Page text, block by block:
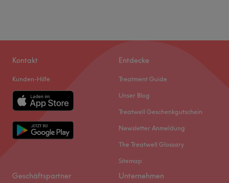
Kontakt
Kunden-Hilfe
Entdecke
Treatment Guide
Unser Blog
Treatwell Geschenkgutschein
Newsletter Anmeldung
The Treatwell Glossary
Sitemap
Geschäftspartner Unternehmen